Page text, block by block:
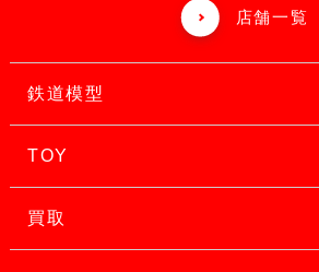
店舗一覧
鉄道模型
TOY
買取